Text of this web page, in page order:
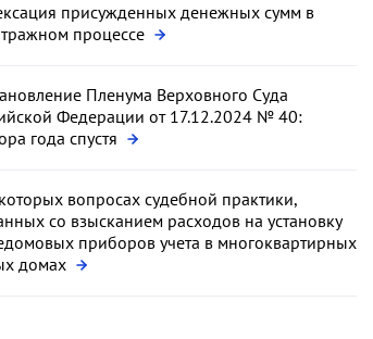
присужденных денежных сумм в
процессе
Пленума Верховного Суда
Федерации от 17.12.2024 № 40:
года спустя
вопросах судебной практики,
со взысканием расходов на установку
приборов учета в многоквартирных
домах